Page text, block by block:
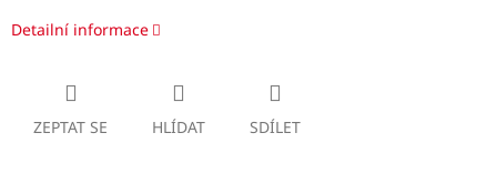
Detailní informace
ZEPTAT SE HLÍDAT SDÍLET